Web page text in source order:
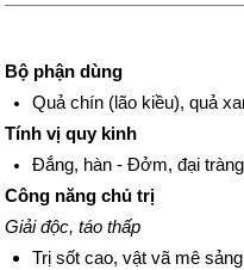
Bộ phận dùng
Quả chín (lão kiều), quả
Tính vị quy kinh
Đắng, hàn - Đởm, đại
Công năng chủ trị
Giải độc, táo thấp
Trị sốt cao, vật vã mê